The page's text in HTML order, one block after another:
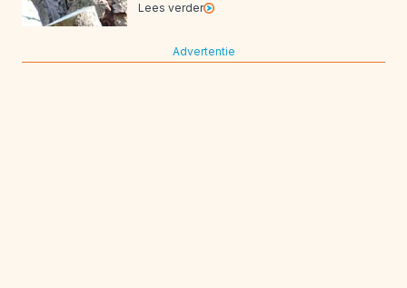
Lees verder
Advertentie